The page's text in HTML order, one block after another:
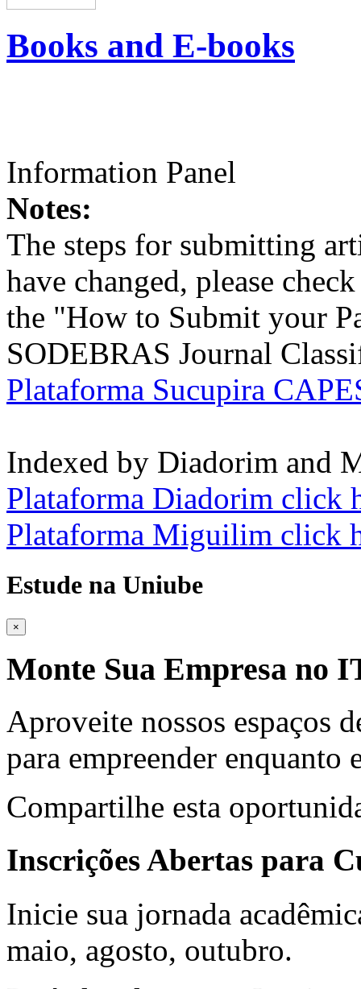
Books and E-books
Information Panel
Notes:
The steps for submitting
have changed, please
the "How to Submit your
SODEBRAS Journal
Plataforma Sucupira
Indexed by Diadorim and
Plataforma Diadorim click
Plataforma Miguilim click
Estude na Uniube
×
Monte Sua Empresa no
Aproveite nossos espaços
para empreender enquanto
Compartilhe esta
Inscrições Abertas para
Inicie sua jornada
maio, agosto, outubro.